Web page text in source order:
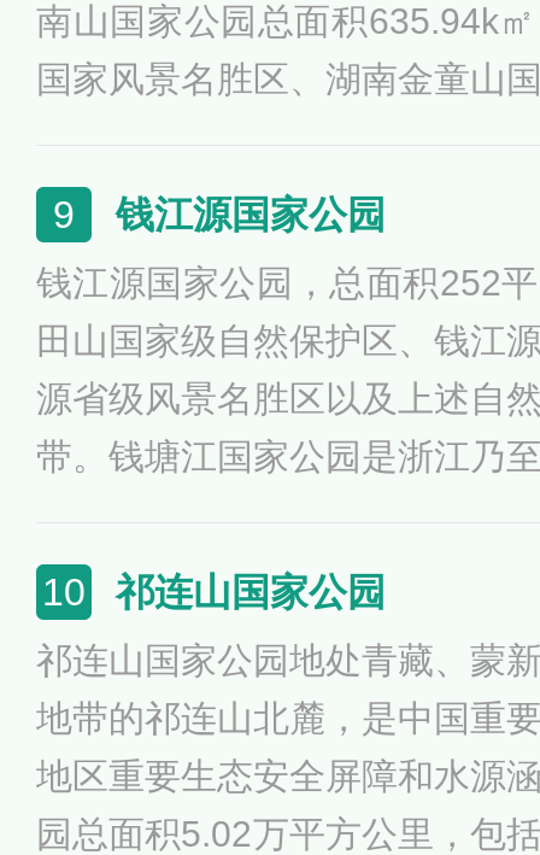
南山国家公园总面积635.94k
国家风景名胜区、湖南金童山
个国家级保护地和部分具有
成，园内动植物资源以及人文
9 钱江源国家公园
钱江源国家公园，总面积252
田山国家级自然保护区、钱江
源省级风景名胜区以及上述自
带。钱塘江国家公园是浙江乃
物和鸟类，是中国东部重要的
源丰富，还被列入“2021年国
营地”名单。
10 祁连山国家公园
祁连山国家公园地处青藏、蒙
地带的祁连山北麓，是中国重
地区重要生态安全屏障和水源
园总面积5.02万平方公里，包